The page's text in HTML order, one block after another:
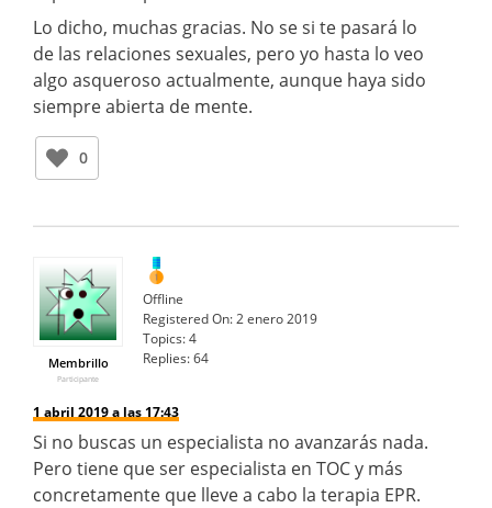
Lo dicho, muchas gracias. No se si te pasará lo
de las relaciones sexuales, pero yo hasta lo veo
algo asqueroso actualmente, aunque haya sido
siempre abierta de mente.
0
Membrillo
Participante
Offline
Registered On:2 enero 2019
Topics:4
Replies:64
1 abril 2019 a las 17:43
Si no buscas un especialista no avanzarás nada.
Pero tiene que ser especialista en TOC y más
concretamente que lleve a cabo la terapia EPR.